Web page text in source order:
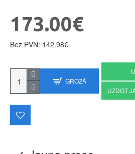
173.00€
Bez PVN: 142.98€
GROZĀ
UZDOT